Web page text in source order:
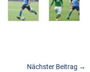
Nächster Beitrag →